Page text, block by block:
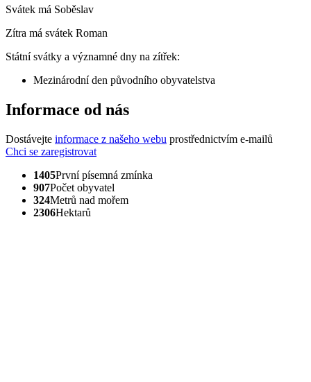
Svátek má Soběslav
Zítra má svátek Roman
Státní svátky a významné dny na zítřek:
Mezinárodní den původního obyvatelstva
Informace od nás
Dostávejte informace z našeho webu prostřednictvím e-mailů
Chci se zaregistrovat
1405První písemná zmínka
907Počet obyvatel
324Metrů nad mořem
2306Hektarů